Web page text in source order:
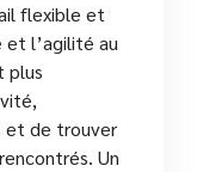
flexible et
et l’agilité au
plus
et de trouver
Un